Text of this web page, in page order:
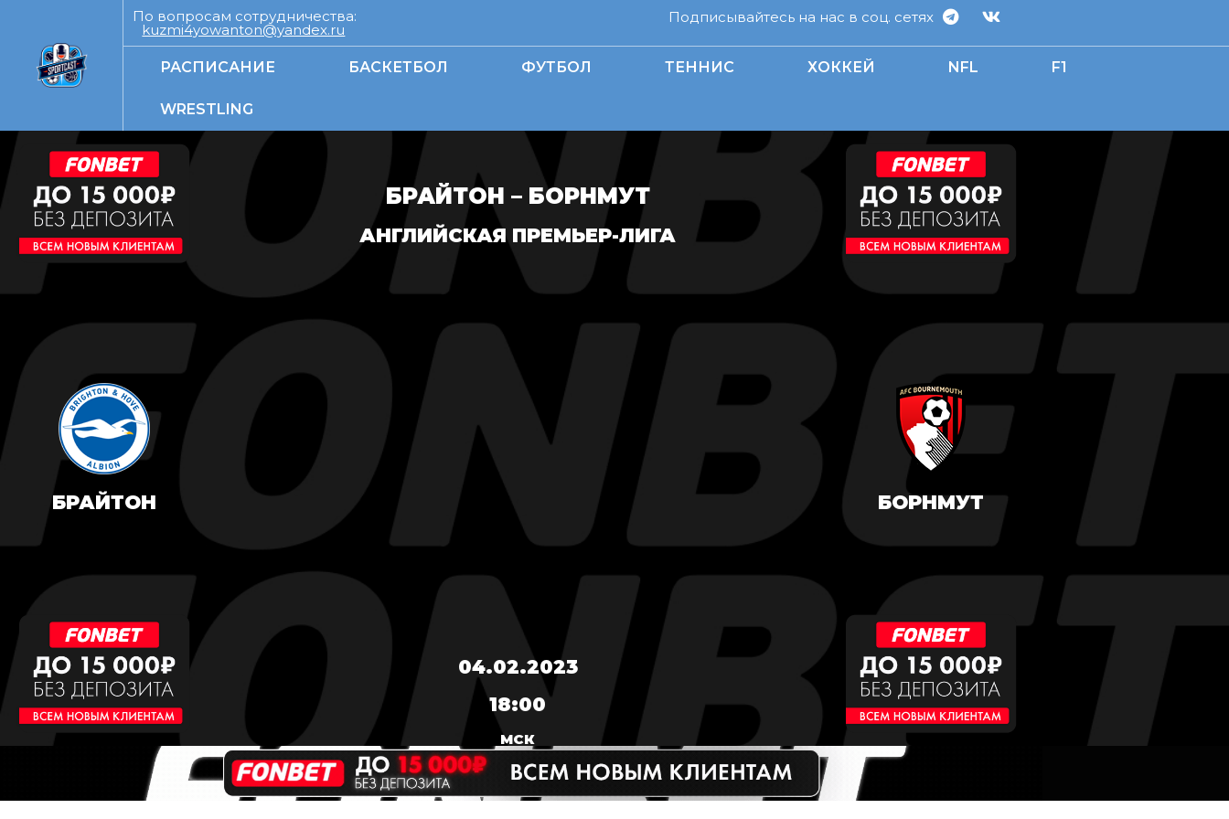
По вопросам сотрудничества:
kuzmi4yowanton@yandex.ru
Подписывайтесь на нас в соц. сетях
РАСПИСАНИЕ БАСКЕТБОЛ ФУТБОЛ ТЕННИС ХОККЕЙ NFL F1
WRESTLING
БРАЙТОН
БРАЙТОН – БОРНМУТ
АНГЛИЙСКАЯ ПРЕМЬЕР-ЛИГА
04.02.2023
18:00
МСК
БОРНМУТ